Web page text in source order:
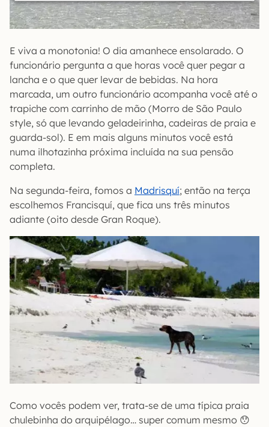
E viva a monotonia! O dia amanhece ensolarado. O
funcionário pergunta a que horas você quer pegar a
lancha e o que quer levar de bebidas. Na hora
marcada, um outro funcionário acompanha você até o
trapiche com carrinho de mão (Morro de São Paulo
style, só que levando geladeirinha, cadeiras de praia e
guarda-sol). E em mais alguns minutos você está
numa ilhotazinha próxima incluída na sua pensão
completa.
Na segunda-feira, fomos a Madrisquí; então na terça
escolhemos Francisquí, que fica uns três minutos
adiante (oito desde Gran Roque).
Como vocês podem ver, trata-se de uma típica praia
chulebinha do arquipélago… super comum mesmo 😯